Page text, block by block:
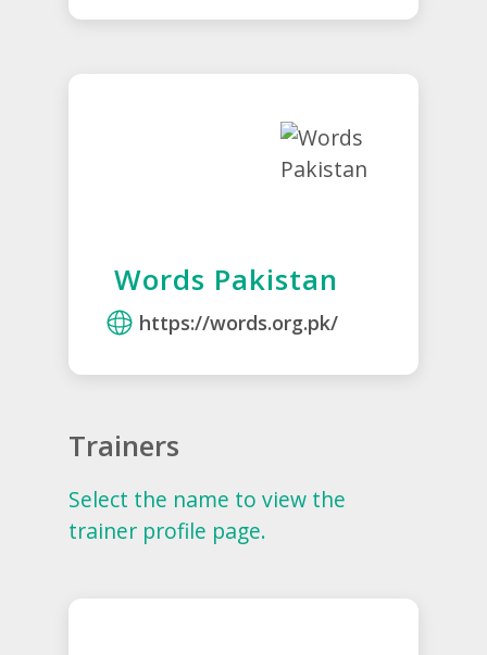
Words Pakistan
https://words.org.pk/
Trainers
Select the name to view the
trainer profile page.